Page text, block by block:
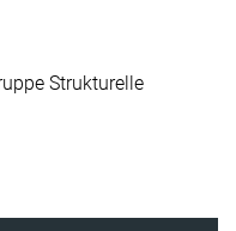
Strukturelle